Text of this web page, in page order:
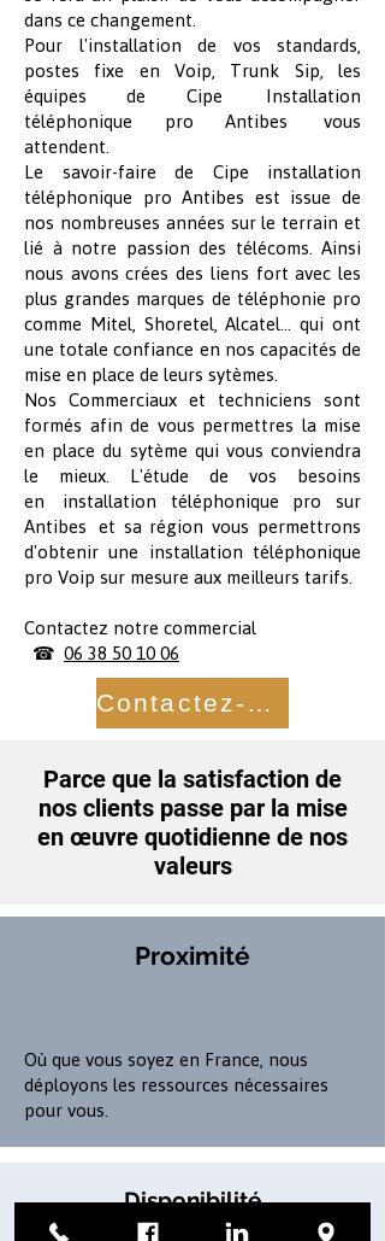
dans ce changement.
Pour l'installation de vos standards,
postes fixe en Voip, Trunk Sip, les
équipes de Cipe Installation
téléphonique pro Antibes vous
attendent.
Le savoir-faire de Cipe installation
téléphonique pro Antibes est issue de
nos nombreuses années sur le terrain et
lié à notre passion des télécoms. Ainsi
nous avons crées des liens fort avec les
plus grandes marques de téléphonie pro
comme Mitel, Shoretel, Alcatel... qui ont
une totale confiance en nos capacités de
mise en place de leurs sytèmes.
Nos Commerciaux et techniciens sont
formés afin de vous permettres la mise
en place du sytème qui vous conviendra
le mieux. L'étude de vos besoins
en installation téléphonique pro sur
Antibes et sa région vous permettrons
d'obtenir une installation téléphonique
pro Voip sur mesure aux meilleurs tarifs.
Contactez notre commercial
☎ 06 38 50 10 06
Contactez-nous
Parce que la satisfaction de
nos clients passe par la mise
en œuvre quotidienne de nos
valeurs
Proximité
Où que vous soyez en France, nous
déployons les ressources nécessaires
pour vous.
Disponibilité